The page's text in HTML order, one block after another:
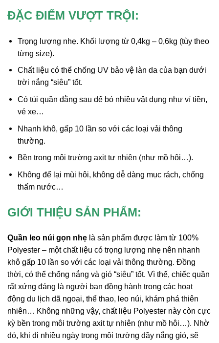
ĐẶC ĐIỂM VƯỢT TRỘI:
Trọng lượng nhẹ. Khối lượng từ 0,4kg – 0,6kg (tùy theo
từng size).
Chất liệu có thể chống UV bảo vệ làn da của bạn dưới
trời nắng “siêu” tốt.
Có túi quần đằng sau để bỏ nhiều vật dụng như ví tiền,
vé xe…
Nhanh khô, gấp 10 lần so với các loại vải thông
thường.
Bền trong môi trường axit tự nhiên (như mồ hôi…).
Không để lại mùi hôi, không dễ dàng mục rách, chống
thấm nước…
GIỚI THIỆU SẢN PHẨM:
Quần leo núi gọn nhẹ là sản phẩm được làm từ 100%
Polyester – một chất liệu có trọng lượng nhẹ nên nhanh
khô gấp 10 lần so với các loại vải thông thường. Đồng
thời, có thể chống nắng và gió “siêu” tốt. Vì thế, chiếc quần
rất xứng đáng là người bạn đồng hành trong các hoạt
động du lịch dã ngoại, thể thao, leo núi, khám phá thiên
nhiên… Không những vậy, chất liệu Polyester này còn cực
kỳ bền trong môi trường axit tự nhiên (như mồ hôi…). Nhờ
đó, khi đi nhiều ngày trong môi trường đầy nắng gió, sẽ